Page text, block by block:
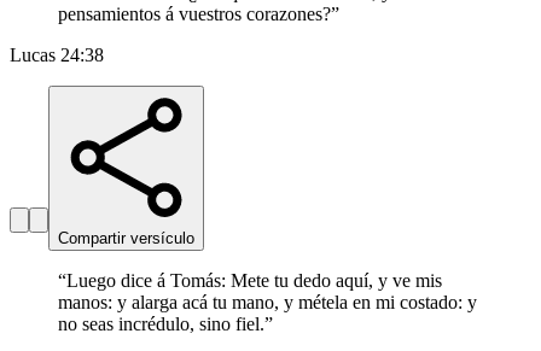
pensamientos á vuestros corazones?”
Lucas 24:38
Compartir versículo
“Luego dice á Tomás: Mete tu dedo aquí, y ve mis
manos: y alarga acá tu mano, y métela en mi costado: y
no seas incrédulo, sino fiel.”